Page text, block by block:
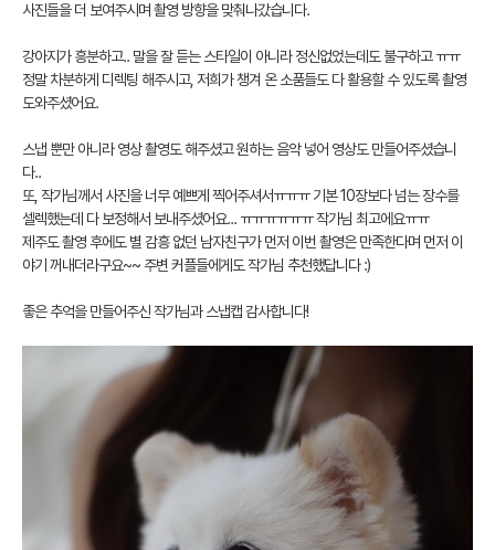
사진들을 더 보여주시며 촬영 방향을 맞춰나갔습니다.
강아지가 흥분하고.. 말을 잘 듣는 스타일이 아니라 정신없었는데도 불구하고 ㅠㅠ
정말 차분하게 디렉팅 해주시고, 저희가 챙겨 온 소품들도 다 활용할 수 있도록 촬영
도와주셨어요.
스냅 뿐만 아니라 영상 촬영도 해주셨고 원하는 음악 넣어 영상도 만들어주셨습니
다..
또, 작가님께서 사진을 너무 예쁘게 찍어주셔서ㅠㅠㅠ 기본 10장보다 넘는 장수를
셀렉했는데 다 보정해서 보내주셨어요... ㅠㅠㅠㅠㅠㅠ 작가님 최고에요ㅠㅠ
제주도 촬영 후에도 별 감흥 없던 남자친구가 먼저 이번 촬영은 만족한다며 먼저 이
야기 꺼내더라구요~~ 주변 커플들에게도 작가님 추천했답니다 :)
좋은 추억을 만들어주신 작가님과 스냅캡 감사합니다!